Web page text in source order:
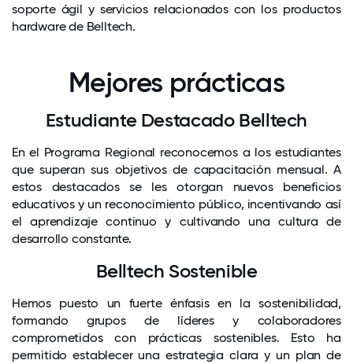
soporte ágil y servicios relacionados con los productos
hardware de Belltech.
Mejores prácticas
Estudiante Destacado Belltech
En el Programa Regional reconocemos a los estudiantes
que superan sus objetivos de capacitación mensual. A
estos destacados se les otorgan nuevos beneficios
educativos y un reconocimiento público, incentivando así
el aprendizaje continuo y cultivando una cultura de
desarrollo constante.
Belltech Sostenible
Hemos puesto un fuerte énfasis en la sostenibilidad,
formando grupos de líderes y colaboradores
comprometidos con prácticas sostenibles. Esto ha
permitido establecer una estrategia clara y un plan de